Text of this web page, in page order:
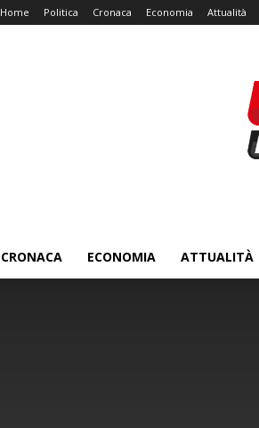
Home Politica Cronaca Economia Attualità
CRONACA ECONOMIA ATTUALITÀ